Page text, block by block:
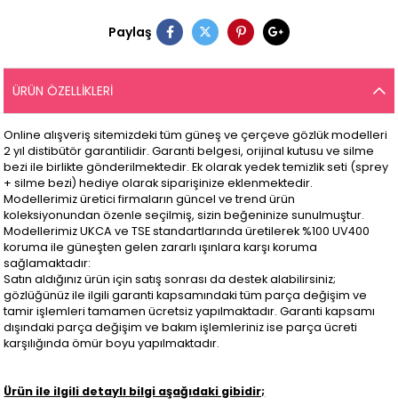
Paylaş
ÜRÜN ÖZELLIKLERI
Online alışveriş sitemizdeki tüm güneş ve çerçeve gözlük modelleri
2 yıl distibütör garantilidir. Garanti belgesi, orijinal kutusu ve silme
bezi ile birlikte gönderilmektedir. Ek olarak yedek temizlik seti (sprey
+ silme bezi) hediye olarak siparişinize eklenmektedir.
Modellerimiz üretici firmaların güncel ve trend ürün
koleksiyonundan özenle seçilmiş, sizin beğeninize sunulmuştur.
Modellerimiz UKCA ve TSE standartlarında üretilerek %100 UV400
koruma ile güneşten gelen zararlı ışınlara karşı koruma
sağlamaktadır:
Satın aldığınız ürün için satış sonrası da destek alabilirsiniz;
gözlüğünüz ile ilgili garanti kapsamındaki tüm parça değişim ve
tamir işlemleri tamamen ücretsiz yapılmaktadır. Garanti kapsamı
dışındaki parça değişim ve bakım işlemleriniz ise parça ücreti
karşılığında ömür boyu yapılmaktadır.
Ürün ile ilgili detaylı bilgi aşağıdaki gibidir;